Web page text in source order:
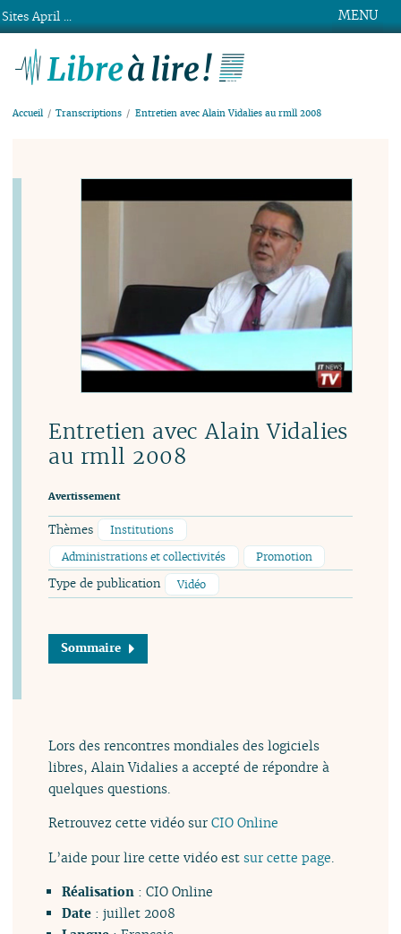
MENU
Accueil Transcriptions Entretien avec Alain Vidalies au rmll 2008
Entretien avec Alain Vidalies
au rmll 2008
Avertissement
Thèmes
Institutions
Administrations et collectivités
Promotion
Type de publication Vidéo
Sommaire
Lors des rencontres mondiales des logiciels
libres, Alain Vidalies a accepté de répondre à
quelques questions.
Retrouvez cette vidéo surCIO Online
L’aide pour lire cette vidéo estsur cette page
Réalisation: CIO Online
Date: juillet 2008
Sites April ...